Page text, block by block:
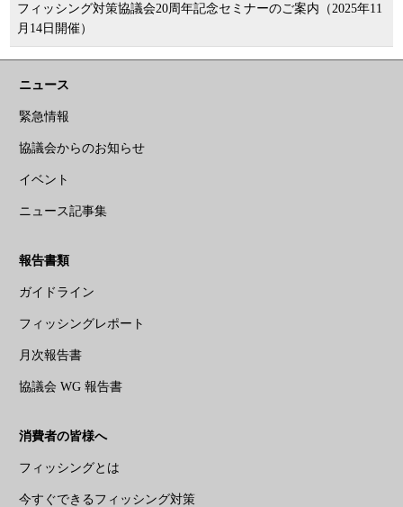
フィッシング対策協議会20周年記念セミナーのご案内（2025年11
月14日開催）
ニュース
緊急情報
協議会からのお知らせ
イベント
ニュース記事集
報告書類
ガイドライン
フィッシングレポート
月次報告書
協議会 WG 報告書
消費者の皆様へ
フィッシングとは
今すぐできるフィッシング対策